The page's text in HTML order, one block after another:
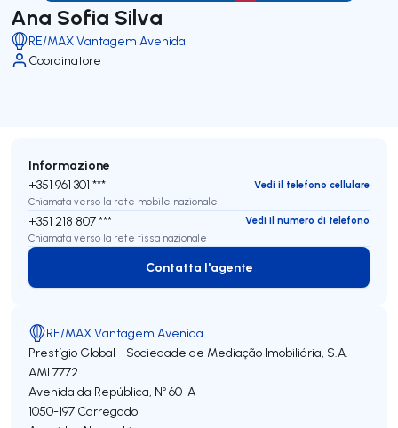
Ana Sofia Silva
RE/MAX Vantagem Avenida
Coordinatore
Informazione
+351 961 301 ***
Vedi il telefono cellulare
Chiamata verso la rete mobile nazionale
+351 218 807 ***
Vedi il numero di telefono
Chiamata verso la rete fissa nazionale
Contatta l'agente
Contatta l'agente
RE/MAX Vantagem Avenida
Prestígio Global - Sociedade de Mediação Imobiliária, S.A.
AMI 7772
Avenida da República, Nº 60-A
1050-197 Carregado